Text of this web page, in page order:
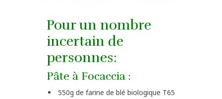
Pour un nombre
incertain de
personnes:
Pâte à Focaccia :
550g de farine de blé biologique T65